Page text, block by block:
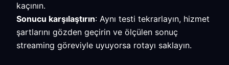
kaçının.
Sonucu karşılaştırın: Aynı testi tekrarlayın, hizmet
şartlarını gözden geçirin ve ölçülen sonuç
streaming göreviyle uyuyorsa rotayı saklayın.